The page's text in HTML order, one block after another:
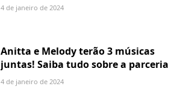
4 de janeiro de 2024
Anitta e Melody terão 3 músicas
juntas! Saiba tudo sobre a parceria
4 de janeiro de 2024